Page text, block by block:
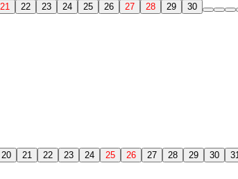
21 22 23 24 25 26 27 28 29 30
20 21 22 23 24 25 26 27 28 29 30